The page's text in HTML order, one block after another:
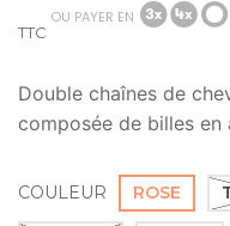
TTC
OU PAYER EN
Double chaînes de
composée de billes
COULEUR ROSE